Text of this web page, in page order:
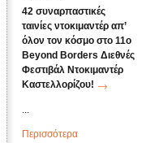
42 συναρπαστικές
ταινίες ντοκιμαντέρ απ’
όλον τον κόσμο στο 11ο
Beyond Borders Διεθνές
Φεστιβάλ Ντοκιμαντέρ
Καστελλορίζου!
...
Περισσότερα